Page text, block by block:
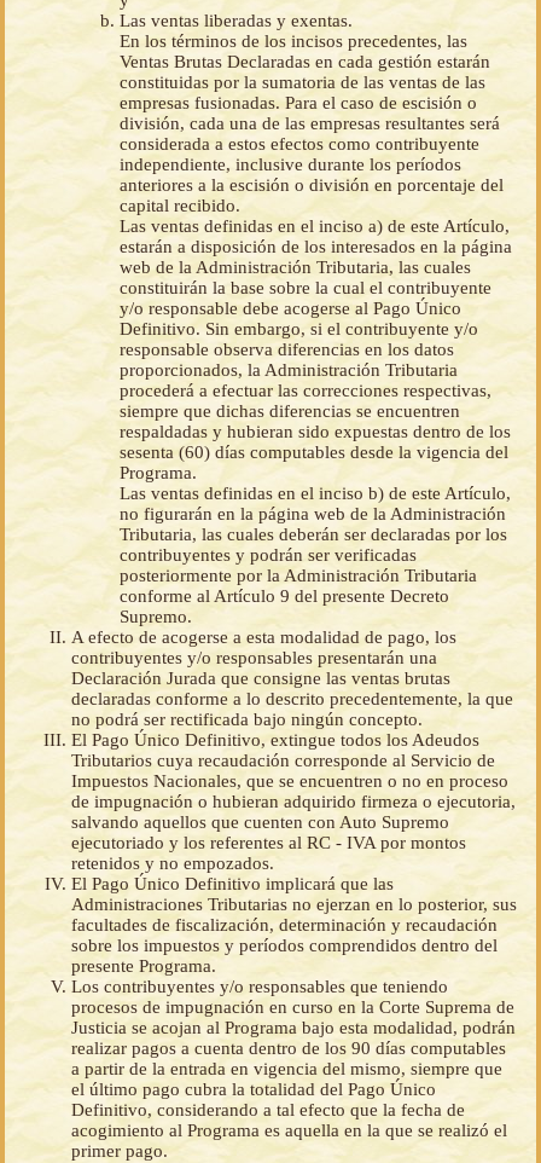
Las ventas liberadas y exentas.
En los términos de los incisos precedentes, las
Ventas Brutas Declaradas en cada gestión estarán
constituidas por la sumatoria de las ventas de las
empresas fusionadas. Para el caso de escisión o
división, cada una de las empresas resultantes será
considerada a estos efectos como contribuyente
independiente, inclusive durante los períodos
anteriores a la escisión o división en porcentaje del
capital recibido.
Las ventas definidas en el inciso a) de este Artículo,
estarán a disposición de los interesados en la página
web de la Administración Tributaria, las cuales
constituirán la base sobre la cual el contribuyente
y/o responsable debe acogerse al Pago Único
Definitivo. Sin embargo, si el contribuyente y/o
responsable observa diferencias en los datos
proporcionados, la Administración Tributaria
procederá a efectuar las correcciones respectivas,
siempre que dichas diferencias se encuentren
respaldadas y hubieran sido expuestas dentro de los
sesenta (60) días computables desde la vigencia del
Programa.
Las ventas definidas en el inciso b) de este Artículo,
no figurarán en la página web de la Administración
Tributaria, las cuales deberán ser declaradas por los
contribuyentes y podrán ser verificadas
posteriormente por la Administración Tributaria
conforme al Artículo 9 del presente Decreto
Supremo.
A efecto de acogerse a esta modalidad de pago, los
contribuyentes y/o responsables presentarán una
Declaración Jurada que consigne las ventas brutas
declaradas conforme a lo descrito precedentemente, la que
no podrá ser rectificada bajo ningún concepto.
El Pago Único Definitivo, extingue todos los Adeudos
Tributarios cuya recaudación corresponde al Servicio de
Impuestos Nacionales, que se encuentren o no en proceso
de impugnación o hubieran adquirido firmeza o ejecutoria,
salvando aquellos que cuenten con Auto Supremo
ejecutoriado y los referentes al RC - IVA por montos
retenidos y no empozados.
El Pago Único Definitivo implicará que las
Administraciones Tributarias no ejerzan en lo posterior, sus
facultades de fiscalización, determinación y recaudación
sobre los impuestos y períodos comprendidos dentro del
presente Programa.
Los contribuyentes y/o responsables que teniendo
procesos de impugnación en curso en la Corte Suprema de
Justicia se acojan al Programa bajo esta modalidad, podrán
realizar pagos a cuenta dentro de los 90 días computables
a partir de la entrada en vigencia del mismo, siempre que
el último pago cubra la totalidad del Pago Único
Definitivo, considerando a tal efecto que la fecha de
acogimiento al Programa es aquella en la que se realizó el
primer pago.